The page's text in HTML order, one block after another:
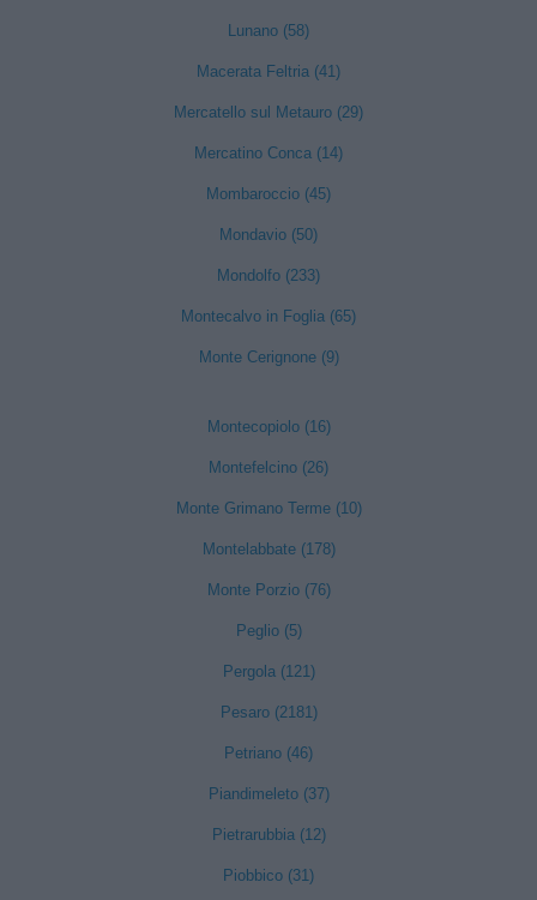
Lunano (58)
Macerata Feltria (41)
Mercatello sul Metauro (29)
Mercatino Conca (14)
Mombaroccio (45)
Mondavio (50)
Mondolfo (233)
Montecalvo in Foglia (65)
Monte Cerignone (9)
Montecopiolo (16)
Montefelcino (26)
Monte Grimano Terme (10)
Montelabbate (178)
Monte Porzio (76)
Peglio (5)
Pergola (121)
Pesaro (2181)
Petriano (46)
Piandimeleto (37)
Pietrarubbia (12)
Piobbico (31)